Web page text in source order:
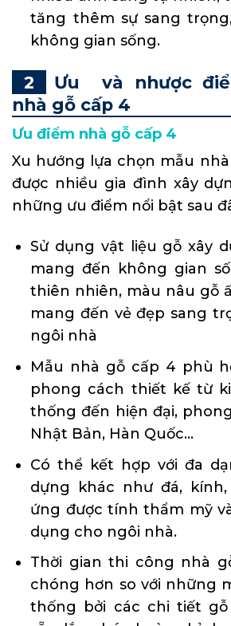
tăng thêm sự sang
không gian sống.
Ưu và nhược
nhà gỗ cấp 4
Ưu điểm nhà gỗ cấp 4
Xu hướng lựa chọn mẫu
được nhiều gia đình xây
những ưu điểm nổi bật sau
Sử dụng vật liệu gỗ xây
mang đến không gian
thiên nhiên, màu nâu gỗ
mang đến vẻ đẹp sang
ngôi nhà
Mẫu nhà gỗ cấp 4 phù
phong cách thiết kế từ
thống đến hiện đại,
Nhật Bản, Hàn Quốc…
Có thể kết hợp với đa
dựng khác như đá,
ứng được tính thẩm mỹ
dụng cho ngôi nhà.
Thời gian thi công nhà
chóng hơn so với những
thống bởi các chi tiết